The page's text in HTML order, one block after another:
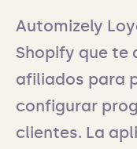
Automizely
Shopify que te
afiliados para
configurar
clientes. La